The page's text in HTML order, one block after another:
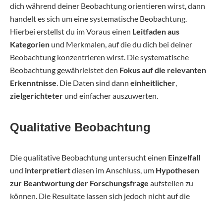
dich während deiner Beobachtung orientieren wirst, dann
handelt es sich um eine systematische Beobachtung.
Hierbei erstellst du im Voraus einen Leitfaden aus
Kategorien und Merkmalen, auf die du dich bei deiner
Beobachtung konzentrieren wirst. Die systematische
Beobachtung gewährleistet den Fokus auf die relevanten
Erkenntnisse . Die Daten sind dann einheitlicher
zielgerichteter und einfacher auszuwerten.
Qualitative Beobachtung
Die qualitative Beobachtung untersucht einen Einzelfall
und interpretiertdiesen im Anschluss, um Hypothesen
zur Beantwortung der Forschungsfrage aufstellen zu
können. Die Resultate lassen sich jedoch nicht auf die